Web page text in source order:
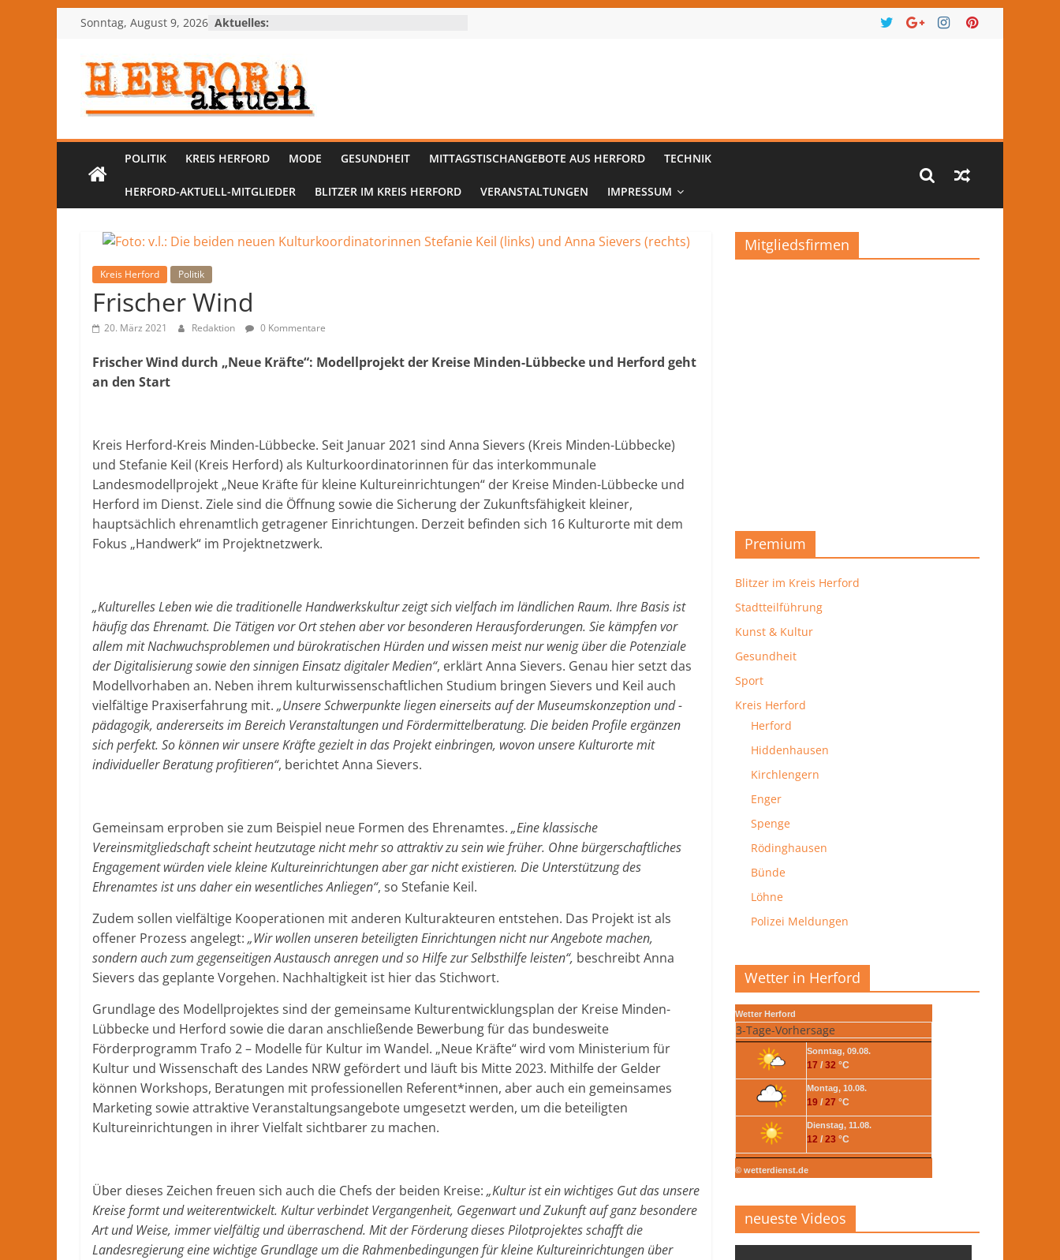
ZumSonntag, August 9, 2026 Aktuelles:
Herford-
aktuell
Nachrichten
und
dem
Kreis
Herford
lokale
Nachrichten
aus
Herford
im
Kreis
Herford
POLITIK KREIS HERFORD MODE GESUNDHEIT MITTAGSTISCHANGEBOTE AUS HERFORD TECHNIK
HERFORD-AKTUELL-MITGLIEDER BLITZER IM KREIS HERFORD VERANSTALTUNGEN IMPRESSUM
Kreis Herford Politik
Frischer Wind
20. März 2021 Redaktion 0 Kommentare
Frischer Wind durch „Neue Kräfte“: Modellprojekt der Kreise Minden-Lübbecke und Herford geht
an den Start
Kreis Herford-Kreis Minden-Lübbecke. Seit Januar 2021 sind Anna Sievers (Kreis Minden-Lübbecke)
und Stefanie Keil (Kreis Herford) als Kulturkoordinatorinnen für das interkommunale
Landesmodellprojekt „Neue Kräfte für kleine Kultureinrichtungen“ der Kreise Minden-Lübbecke und
Herford im Dienst. Ziele sind die Öffnung sowie die Sicherung der Zukunftsfähigkeit kleiner,
hauptsächlich ehrenamtlich getragener Einrichtungen. Derzeit befinden sich 16 Kulturorte mit dem
Fokus „Handwerk“ im Projektnetzwerk.
„Kulturelles Leben wie die traditionelle Handwerkskultur zeigt sich vielfach im ländlichen Raum. Ihre Basis ist
häufig das Ehrenamt. Die Tätigen vor Ort stehen aber vor besonderen Herausforderungen. Sie kämpfen vor
allem mit Nachwuchsproblemen und bürokratischen Hürden und wissen meist nur wenig über die Potenziale
der Digitalisierung sowie den sinnigen Einsatz digitaler Medien“, erklärt Anna Sievers. Genau hier setzt das
Modellvorhaben an. Neben ihrem kulturwissenschaftlichen Studium bringen Sievers und Keil auch
vielfältige Praxiserfahrung mit. „Unsere Schwerpunkte liegen einerseits auf der Museumskonzeption und -
pädagogik, andererseits im Bereich Veranstaltungen und Fördermittelberatung. Die beiden Profile ergänzen
sich perfekt. So können wir unsere Kräfte gezielt in das Projekt einbringen, wovon unsere Kulturorte mit
individueller Beratung profitieren“, berichtet Anna Sievers.
Gemeinsam erproben sie zum Beispiel neue Formen des Ehrenamtes. „Eine klassische
Vereinsmitgliedschaft scheint heutzutage nicht mehr so attraktiv zu sein wie früher. Ohne bürgerschaftliches
Engagement würden viele kleine Kultureinrichtungen aber gar nicht existieren. Die Unterstützung des
Ehrenamtes ist uns daher ein wesentliches Anliegen“, so Stefanie Keil.
Zudem sollen vielfältige Kooperationen mit anderen Kulturakteuren entstehen. Das Projekt ist als
offener Prozess angelegt: „Wir wollen unseren beteiligten Einrichtungen nicht nur Angebote machen,
sondern auch zum gegenseitigen Austausch anregen und so Hilfe zur Selbsthilfe leisten“, beschreibt Anna
Sievers das geplante Vorgehen. Nachhaltigkeit ist hier das Stichwort.
Grundlage des Modellprojektes sind der gemeinsame Kulturentwicklungsplan der Kreise Minden-
Lübbecke und Herford sowie die daran anschließende Bewerbung für das bundesweite
Förderprogramm Trafo 2 – Modelle für Kultur im Wandel. „Neue Kräfte“ wird vom Ministerium für
Kultur und Wissenschaft des Landes NRW gefördert und läuft bis Mitte 2023. Mithilfe der Gelder
können Workshops, Beratungen mit professionellen Referent*innen, aber auch ein gemeinsames
Marketing sowie attraktive Veranstaltungsangebote umgesetzt werden, um die beteiligten
Kultureinrichtungen in ihrer Vielfalt sichtbarer zu machen.
Über dieses Zeichen freuen sich auch die Chefs der beiden Kreise: „Kultur ist ein wichtiges Gut das unsere
Kreise formt und weiterentwickelt. Kultur verbindet Vergangenheit, Gegenwart und Zukunft auf ganz besondere
Art und Weise, immer vielfältig und überraschend. Mit der Förderung dieses Pilotprojektes schafft die
Landesregierung eine wichtige Grundlage um die Rahmenbedingungen für kleine Kultureinrichtungen über
Mitgliedsfirmen
Premium
Blitzer im Kreis Herford
Stadtteilführung
Kunst & Kultur
Gesundheit
Sport
Kreis Herford
Herford
Hiddenhausen
Kirchlengern
Enger
Spenge
Rödinghausen
Bünde
Löhne
Polizei Meldungen
Wetter in Herford
Wetter Herford
3-Tage-Vorhersage
Sonntag, 09.08.
17 / 32 °C
Montag, 10.08.
19 / 27 °C
Dienstag, 11.08.
12 / 23 °C
© wetterdienst.de
neueste Videos